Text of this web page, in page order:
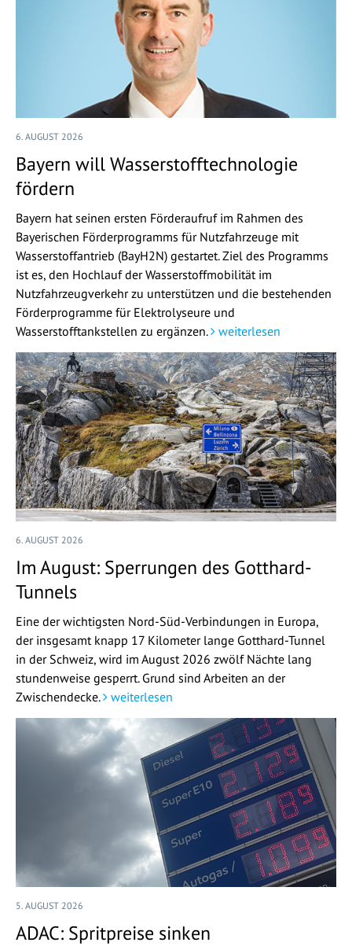
6. AUGUST 2026
Bayern will Wasserstofftechnologie
fördern
Bayern hat seinen ersten Förderaufruf im Rahmen des
Bayerischen Förderprogramms für Nutzfahrzeuge mit
Wasserstoffantrieb (BayH2N) gestartet. Ziel des Programms
ist es, den Hochlauf der Wasserstoffmobilität im
Nutzfahrzeugverkehr zu unterstützen und die bestehenden
Förderprogramme für Elektrolyseure und
Wasserstofftankstellen zu ergänzen.
weiterlesen
6. AUGUST 2026
Im August: Sperrungen des Gotthard-
Tunnels
Eine der wichtigsten Nord-Süd-Verbindungen in Europa,
der insgesamt knapp 17 Kilometer lange Gotthard-Tunnel
in der Schweiz, wird im August 2026 zwölf Nächte lang
stundenweise gesperrt. Grund sind Arbeiten an der
Zwischendecke.
weiterlesen
5. AUGUST 2026
ADAC: Spritpreise sinken